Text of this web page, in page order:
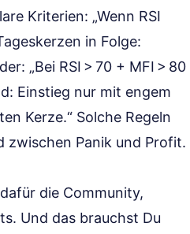
Kriterien: „Wenn RSI
in Folge:
„Bei RSI > 70 + MFI > 80
Einstieg nur mit engem
Kerze.“ Solche Regeln
zwischen Panik und Profit.
die Community,
Und das brauchst Du